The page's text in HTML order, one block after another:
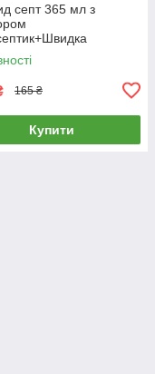
септ 365 мл з
78%спирту)
165 ₴
Купити